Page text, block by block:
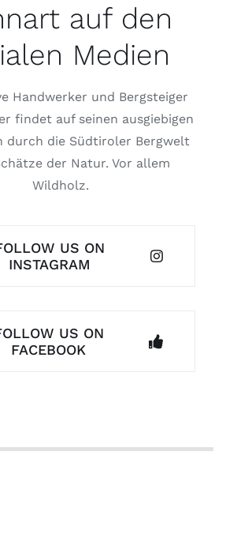
auf den
Medien
Handwerker und Bergsteiger
findet auf seinen ausgiebigen
durch die Südtiroler Bergwelt
der Natur. Vor allem
Wildholz.
US ON
INSTAGRAM
US ON
FACEBOOK